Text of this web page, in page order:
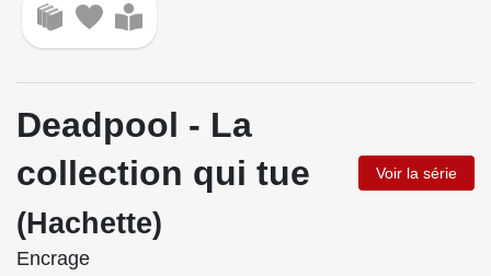
Deadpool - La
collection qui tue
(Hachette)
Voir la série
Encrage